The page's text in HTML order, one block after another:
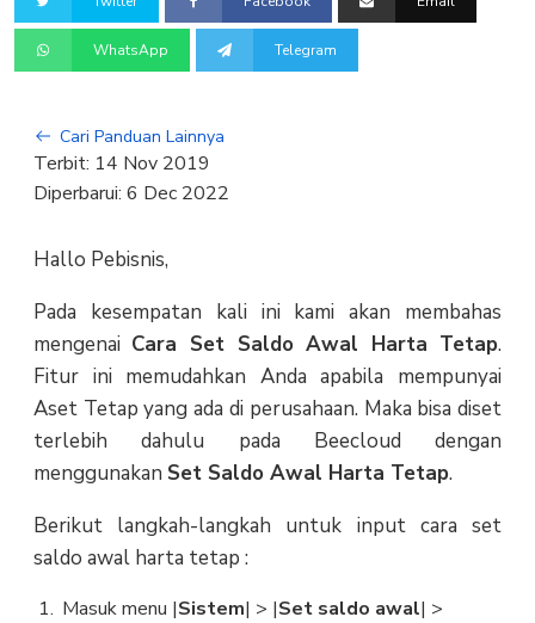
WhatsApp Telegram
Cari Panduan Lainnya
Terbit: 14 Nov 2019
Diperbarui: 6 Dec 2022
Hallo Pebisnis,
Pada kesempatan kali ini kami akan membahas
mengenai Cara Set Saldo Awal Harta Tetap.
Fitur ini memudahkan Anda apabila mempunyai
Aset Tetap yang ada di perusahaan. Maka bisa diset
terlebih dahulu pada Beecloud dengan
menggunakan Set Saldo Awal Harta Tetap.
Berikut langkah-langkah untuk input cara set
saldo awal harta tetap :
Masuk menu |Sistem| > |Set saldo awal| >